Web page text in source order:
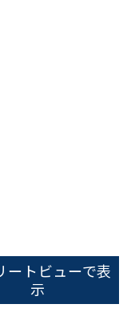
す
ートビューで表
示